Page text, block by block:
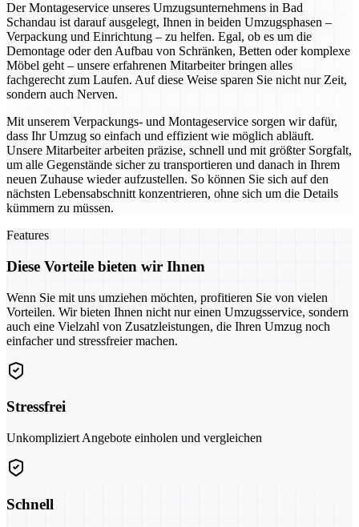
Der Montageservice unseres Umzugsunternehmens in Bad
Schandau ist darauf ausgelegt, Ihnen in beiden Umzugsphasen –
Verpackung und Einrichtung – zu helfen. Egal, ob es um die
Demontage oder den Aufbau von Schränken, Betten oder komplexe
Möbel geht – unsere erfahrenen Mitarbeiter bringen alles
fachgerecht zum Laufen. Auf diese Weise sparen Sie nicht nur Zeit,
sondern auch Nerven.
Mit unserem Verpackungs- und Montageservice sorgen wir dafür,
dass Ihr Umzug so einfach und effizient wie möglich abläuft.
Unsere Mitarbeiter arbeiten präzise, schnell und mit größter Sorgfalt,
um alle Gegenstände sicher zu transportieren und danach in Ihrem
neuen Zuhause wieder aufzustellen. So können Sie sich auf den
nächsten Lebensabschnitt konzentrieren, ohne sich um die Details
kümmern zu müssen.
Features
Diese Vorteile bieten wir Ihnen
Wenn Sie mit uns umziehen möchten, profitieren Sie von vielen
Vorteilen. Wir bieten Ihnen nicht nur einen Umzugsservice, sondern
auch eine Vielzahl von Zusatzleistungen, die Ihren Umzug noch
einfacher und stressfreier machen.
Stressfrei
Unkompliziert Angebote einholen und vergleichen
Schnell